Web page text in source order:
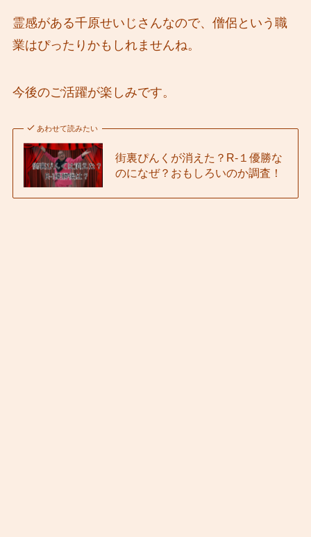
霊感がある千原せいじさんなので、僧侶という職
業はぴったりかもしれませんね。
今後のご活躍が楽しみです。
あわせて読みたい
街裏ぴんくが消えた？R-１優勝な
のになぜ？おもしろいのか調査！